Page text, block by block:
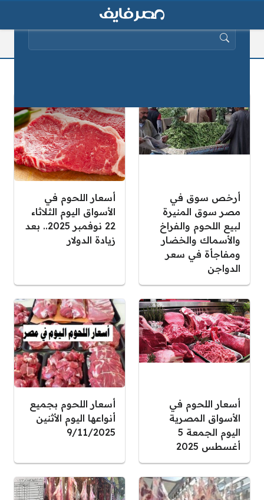
أرخص سوق في
مصر سوق المنيرة
لبيع اللحوم والفراخ
والأسماك والخضار
ومفاجأة في سعر
الدواجن
أسعار اللحوم في
الأسواق اليوم الثلاثاء
22 نوفمبر 2025.. بعد
زيادة الدولار
أسعار اللحوم في
الأسواق المصرية
اليوم الجمعة 5
أغسطس 2025
أسعار اللحوم بجميع
أنواعها اليوم الأثنين
9/11/2025
البحث عن: